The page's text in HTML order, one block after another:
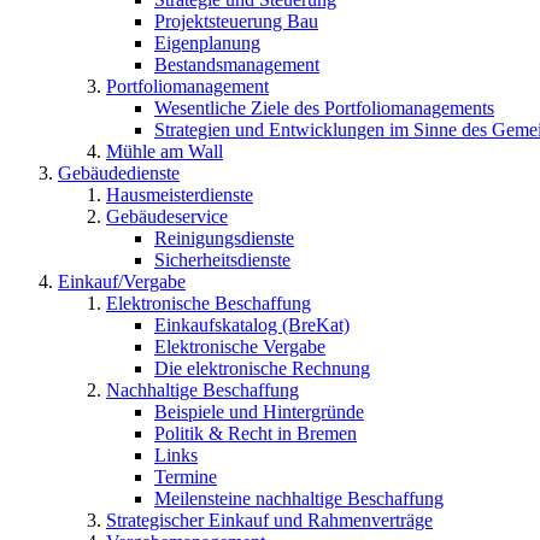
Projektsteuerung Bau
Eigenplanung
Bestandsmanagement
Portfoliomanagement
Wesentliche Ziele des Portfoliomanagements
Strategien und Entwicklungen im Sinne des
Mühle am Wall
Gebäudedienste
Hausmeisterdienste
Gebäudeservice
Reinigungsdienste
Sicherheitsdienste
Einkauf/Vergabe
Elektronische Beschaffung
Einkaufskatalog (BreKat)
Elektronische Vergabe
Die elektronische Rechnung
Nachhaltige Beschaffung
Beispiele und Hintergründe
Politik & Recht in Bremen
Links
Termine
Meilensteine nachhaltige Beschaffung
Strategischer Einkauf und Rahmenverträge